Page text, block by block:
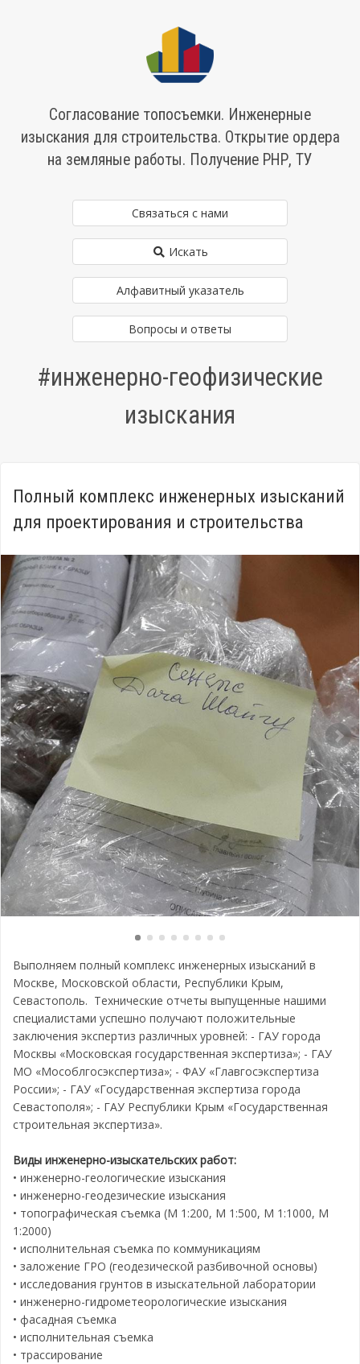
Согласование топосъемки. Инженерные
изыскания для строительства. Открытие ордера
на земляные работы. Получение РНР, ТУ
Связаться с нами
Искать
Алфавитный указатель
Вопросы и ответы
#инженерно-геофизические
изыскания
Полный комплекс инженерных изысканий
для проектирования и строительства
Выполняем полный комплекс инженерных изысканий в
Москве, Московской области, Республики Крым,
Севастополь. Технические отчеты выпущенные нашими
специалистами успешно получают положительные
заключения экспертиз различных уровней: - ГАУ города
Москвы «Московская государственная экспертиза»; - ГАУ
МО «Мособлгосэкспертиза»; - ФАУ «Главгосэкспертиза
России»; - ГАУ «Государственная экспертиза города
Севастополя»; - ГАУ Республики Крым «Государственная
строительная экспертиза».
Виды инженерно-изыскательских работ:
• инженерно-геологические изыскания
• инженерно-геодезические изыскания
• топографическая съемка (М 1:200, М 1:500, М 1:1000, М
1:2000)
• исполнительная съемка по коммуникациям
• заложение ГРО (геодезической разбивочной основы)
• исследования грунтов в изыскательной лаборатории
• инженерно-гидрометеорологические изыскания
• фасадная съемка
• исполнительная съемка
• трассирование